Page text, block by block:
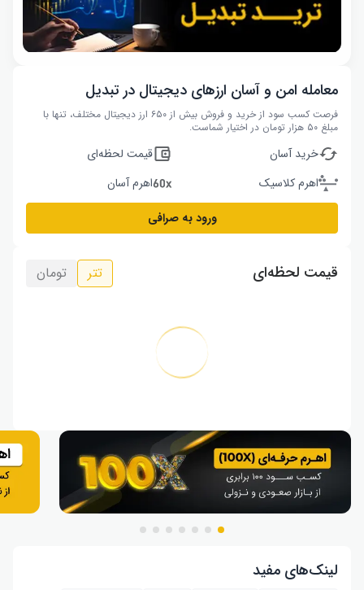
معامله امن و آسان ارزهای دیجیتال در تبدیل
فرصت کسب سود از خرید و فروش بیش از ۶۵۰ ارز دیجیتال مختلف، تنها با
مبلغ ۵۰ هزار تومان در اختیار شماست.
خرید آسان
قیمت لحظه‌ای
اهرم کلاسیک
اهرم آسان
ورود به صرافی
قیمت لحظه‌ای تتر تومان
لینک‌های مفید